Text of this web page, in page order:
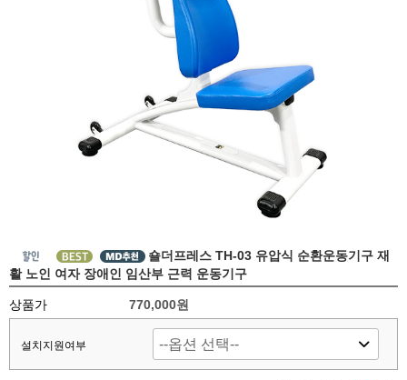
숄더프레스 TH-03 유압식 순환운동기구 재
활 노인 여자 장애인 임산부 근력 운동기구
상품가 770,000원
설치지원여부